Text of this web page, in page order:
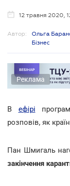
12 травня 2020,
Автор:
Ольга
Бізнес
Реклама
В ефірі
розповів, як
Пан Шмигаль
закінчення